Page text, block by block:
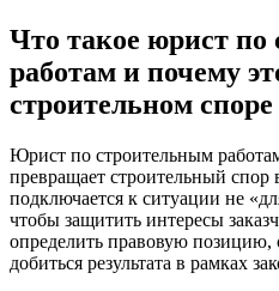
Что такое юрист
работам и почему
строительном споре
Юрист по строительным
превращает строительный
подключается к ситуации не
чтобы защитить интересы
определить правовую позицию,
добиться результата в рамках